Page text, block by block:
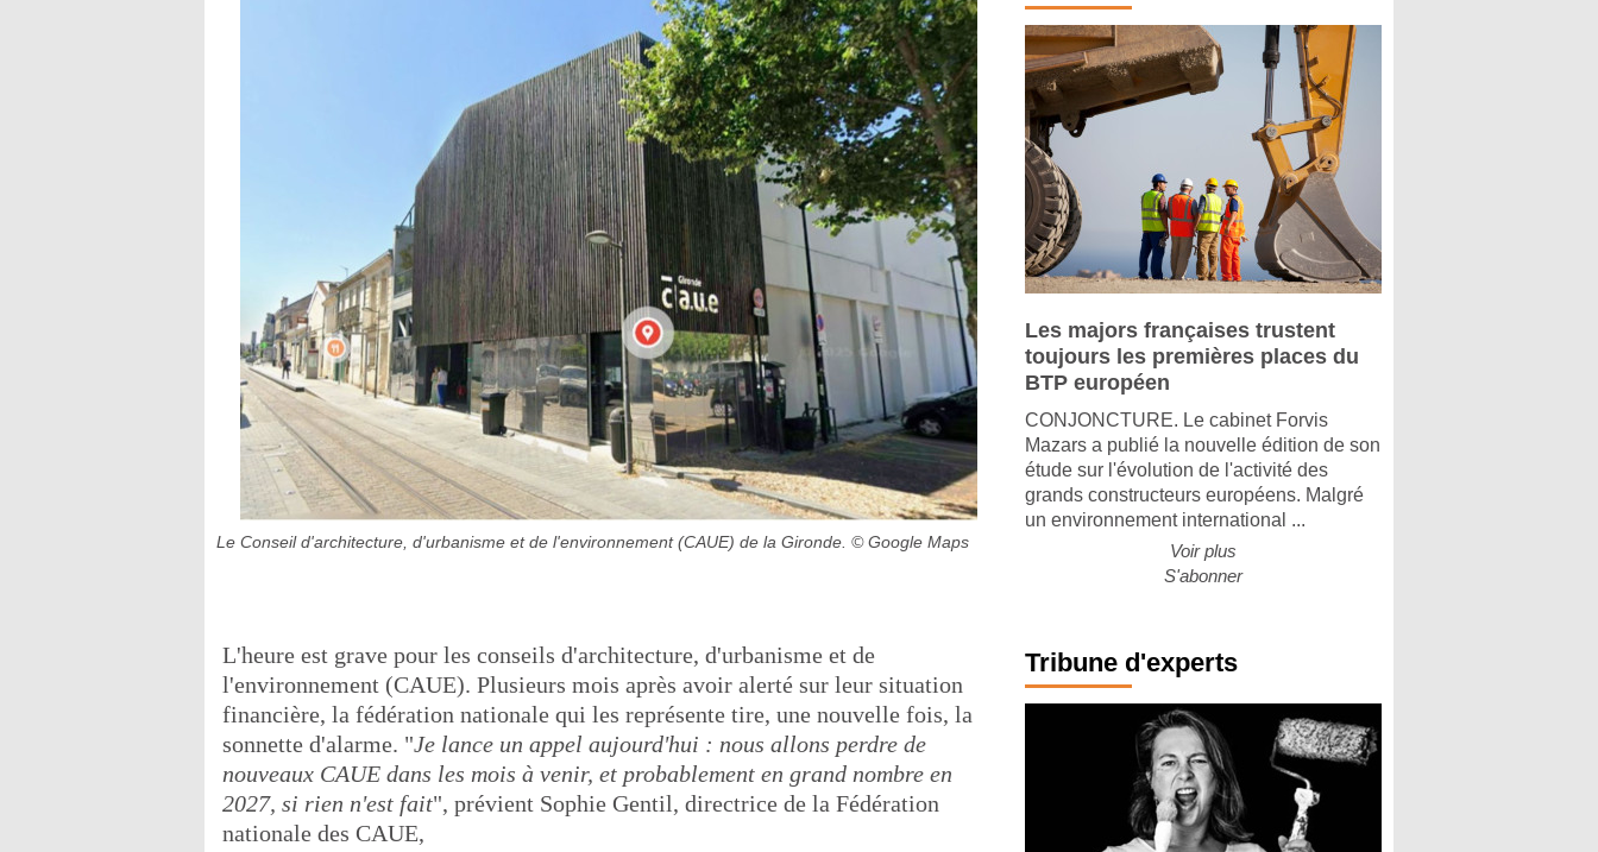
Le Conseil d'architecture, d'urbanisme et de l'environnement (CAUE) de la Gironde. © Google Maps
L'heure est grave pour les conseils d'architecture, d'urbanisme et de
l'environnement (CAUE). Plusieurs mois après avoir alerté sur leur situation
financière, la fédération nationale qui les représente tire, une nouvelle fois, la
sonnette d'alarme. "Je lance un appel aujourd'hui : nous allons perdre de
nouveaux CAUE dans les mois à venir, et probablement en grand nombre en
2027, si rien n'est fait", prévient Sophie Gentil, directrice de la Fédération
nationale des CAUE,
Les majors françaises trustent
toujours les premières places du
BTP européen
CONJONCTURE. Le cabinet Forvis
Mazars a publié la nouvelle édition de son
étude sur l'évolution de l'activité des
grands constructeurs européens. Malgré
un environnement international ...
Voir plus
S'abonner
Tribune d'experts